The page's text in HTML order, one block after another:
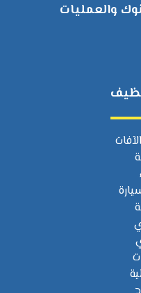
والعمليات